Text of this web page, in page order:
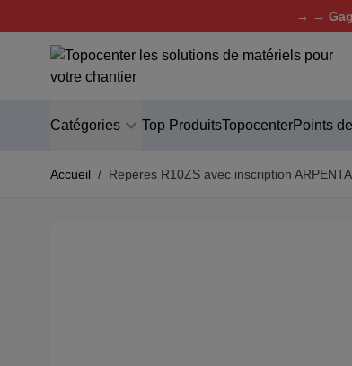
→ →
Aller au contenu
Catégories Top ProduitsTopocenterPoints
Accueil / Repères R10ZS avec inscription